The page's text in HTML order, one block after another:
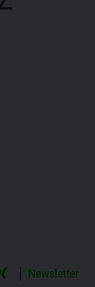
| Newsletter